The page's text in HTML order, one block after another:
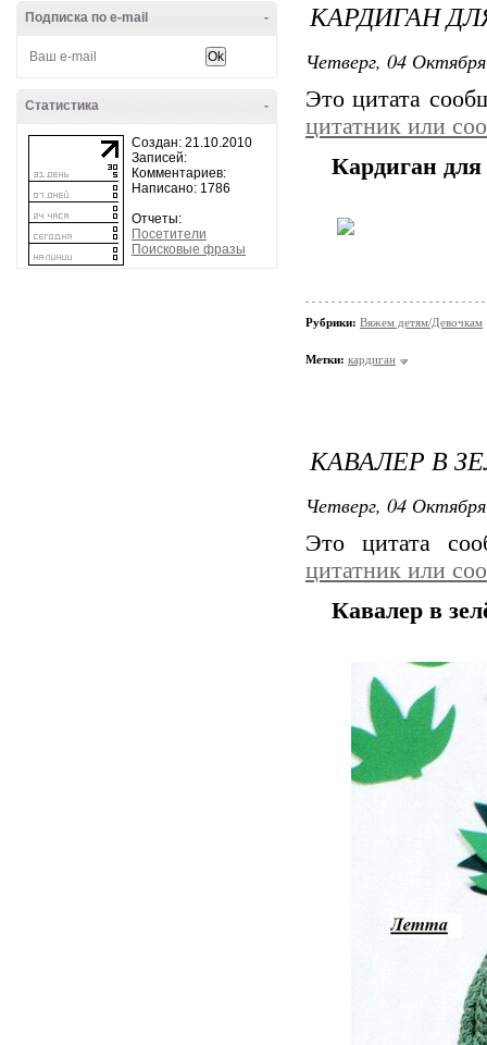
-
Подписка по e-mail
-
Статистика
Создан: 21.10.2010
Записей:
Комментариев:
Написано: 1786
Отчеты:
Посетители
Поисковые фразы
КАРДИГАН
Четверг, 04
Это цитата
цитатник или
Кардиган для
Рубрики: Вяжем детям/Девочкам
Метки: кардиган
КАВАЛЕР В
Четверг, 04
Это цитата
цитатник или
Кавалер в